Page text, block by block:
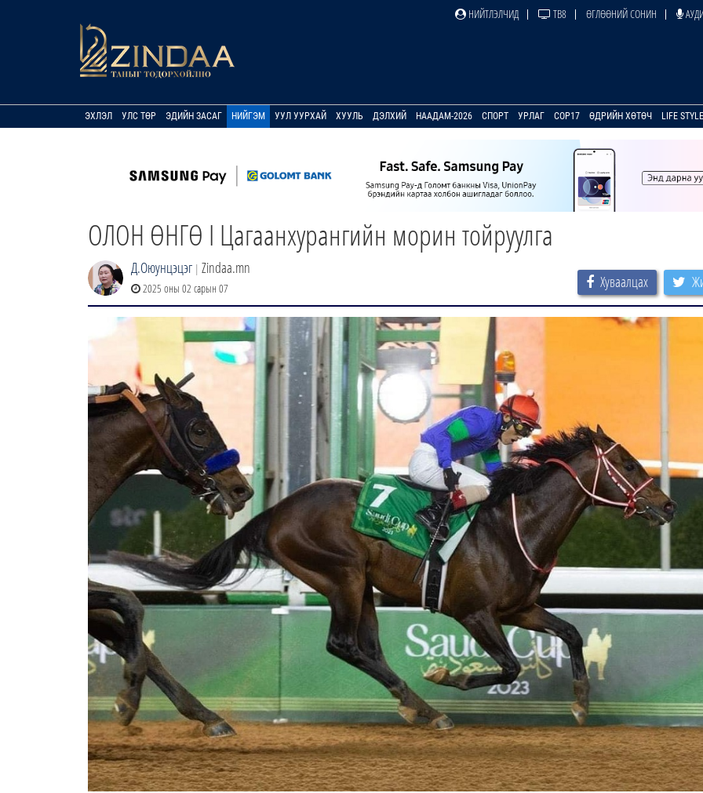
НИЙТЛЭЛЧИД ТВ8 ӨГЛӨӨНИЙ СОНИН
ЭХЛЭЛ УЛС ТӨР ЭДИЙН ЗАСАГ НИЙГЭМ УУЛ УУРХАЙ ХУУЛЬ ДЭЛХИЙ НААДАМ-2026 СПОРТ УРЛАГ COP17 ӨДРИЙН ХӨТӨЧ LIFE STYLE
ОЛОН ӨНГӨ I Цагаанхурангийн морин тойруулга
Д.Оюунцэцэг | Zindaa.mn
2025 оны 02 сарын 07 Хуваалцах